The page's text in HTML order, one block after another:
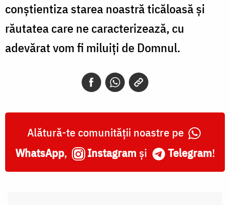
conștientiza starea noastră ticăloasă și
răutatea care ne caracterizează, cu
adevărat vom fi miluiți de Domnul.
Alătură-te comunității noastre pe
WhatsApp, Instagram și Telegram!